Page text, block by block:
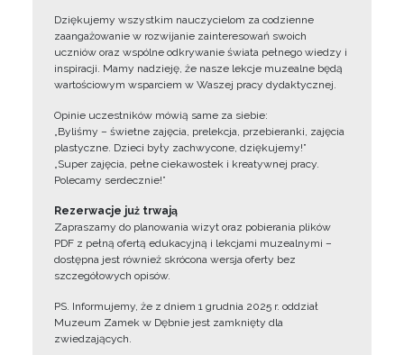
Dziękujemy wszystkim nauczycielom za codzienne
zaangażowanie w rozwijanie zainteresowań swoich
uczniów oraz wspólne odkrywanie świata pełnego wiedzy i
inspiracji. Mamy nadzieję, że nasze lekcje muzealne będą
wartościowym wsparciem w Waszej pracy dydaktycznej.
Opinie uczestników mówią same za siebie:
„Byliśmy – świetne zajęcia, prelekcja, przebieranki, zajęcia
plastyczne. Dzieci były zachwycone, dziękujemy!”
„Super zajęcia, pełne ciekawostek i kreatywnej pracy.
Polecamy serdecznie!”
Rezerwacje już trwają
Zapraszamy do planowania wizyt oraz pobierania plików
PDF z pełną ofertą edukacyjną i lekcjami muzealnymi –
dostępna jest również skrócona wersja oferty bez
szczegółowych opisów.
PS. Informujemy, że z dniem 1 grudnia 2025 r. oddział
Muzeum Zamek w Dębnie jest zamknięty dla
zwiedzających.